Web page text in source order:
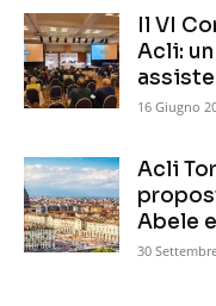
Il VI
Acli:
16 Giugno
Acli
Abele
30